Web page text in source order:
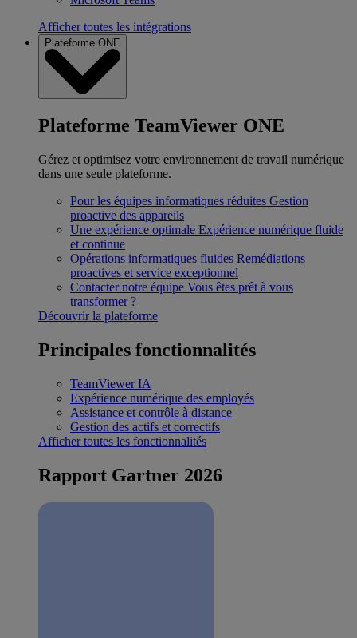
Afficher toutes les intégrations
Plateforme ONE
Plateforme TeamViewer ONE
Gérez et optimisez votre environnement de travail numérique
dans une seule plateforme.
Pour les équipes informatiques réduites Gestion
proactive des appareils
Une expérience optimale Expérience numérique fluide
et continue
Opérations informatiques fluides Remédiations
proactives et service exceptionnel
Contacter notre équipe Vous êtes prêt à vous
transformer ?
Découvrir la plateforme
Principales fonctionnalités
TeamViewer IA
Expérience numérique des employés
Assistance et contrôle à distance
Gestion des actifs et correctifs
Afficher toutes les fonctionnalités
Rapport Gartner 2026